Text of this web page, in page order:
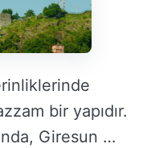
bir yapıdır.
Giresun …